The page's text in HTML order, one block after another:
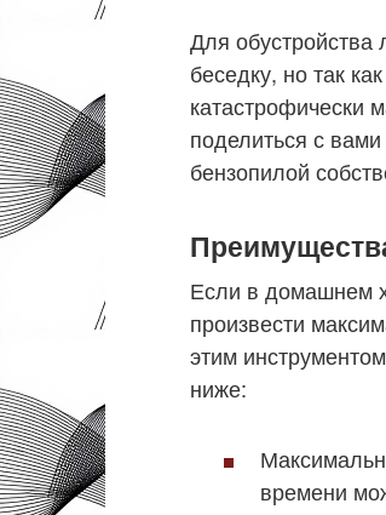
Для
беседку, но так
катастрофически
поделиться с
бензопилой
Если в домашнем
произвести
этим
ниже:
времени